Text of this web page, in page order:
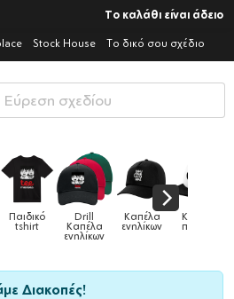
Το καλάθι είναι άδειο
Stock House Το δικό σου σχέδιο
Καπέλα
παιδικά Κούπες Κούπες
ειδικές
Διακοπές!